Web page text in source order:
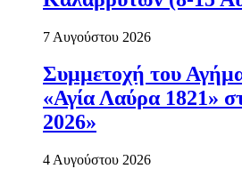
7 Αυγούστου 2026
Συμμετοχή του
«Αγία Λαύρα 1821»
2026»
4 Αυγούστου 2026